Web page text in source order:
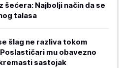
šećera: Najbolji način da se
talasa
šlag ne razliva tokom
mu obavezno
sastojak